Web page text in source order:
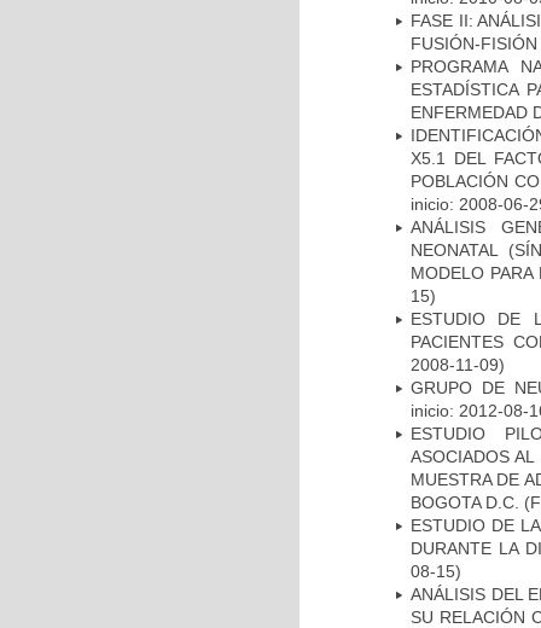
FASE II:
FUSIÓN-
PROGRAMA
ESTADÍSTICA
ENFERMEDAD
X5.1 DEL
POBLACIÓN
inicio: 2008-06-
ANÁLISIS
NEONATAL
MODELO
15)
ESTUDIO DE
PACIENTES
2008-11-09)
GRUPO DE
inicio: 2012-08-
ESTUDIO
ASOCIADOS
MUESTRA DE
BOGOTA D.C.
ESTUDIO DE
DURANTE LA
08-15)
ANÁLISIS DEL
SU RELACIÓN